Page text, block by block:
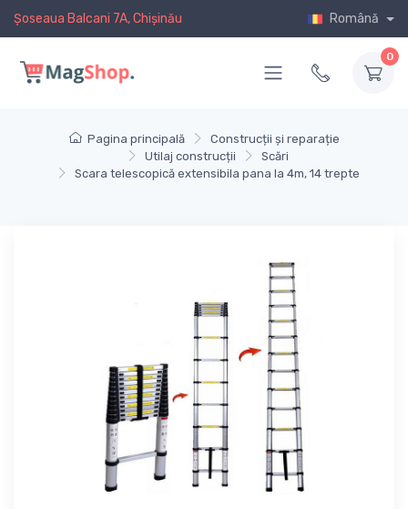
Șoseaua Balcani 7A, Chișinău Română
0
Pagina principală
Construcții și reparație
Utilaj construcții
Scări
Scara telescopică extensibila pana la 4m, 14 trepte